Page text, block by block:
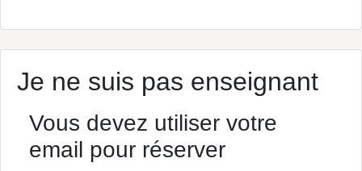
Je ne suis pas enseignant
Vous devez utiliser votre
email pour réserver